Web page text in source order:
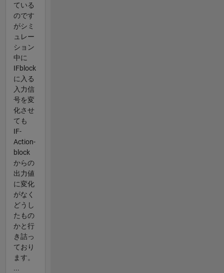
ている
のです
がシミ
ュレー
ション
中に
IFblock
に入る
入力信
号を変
化させ
ても
IF-
Action-
block
からの
出力値
に変化
がなく
どうし
たもの
かと行
き詰っ
ており
ます。
...